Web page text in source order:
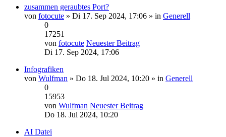
zusammen geraubtes Port?
von fotocute » Di 17. Sep 2024, 17:06 » in Generell
0
17251
von fotocute Neuester Beitrag
Di 17. Sep 2024, 17:06
Infografiken
von Wulfman » Do 18. Jul 2024, 10:20 » in Generell
0
15953
von Wulfman Neuester Beitrag
Do 18. Jul 2024, 10:20
AI Datei